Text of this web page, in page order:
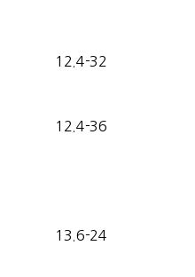
12.4-32
12.4-36
13.6-24